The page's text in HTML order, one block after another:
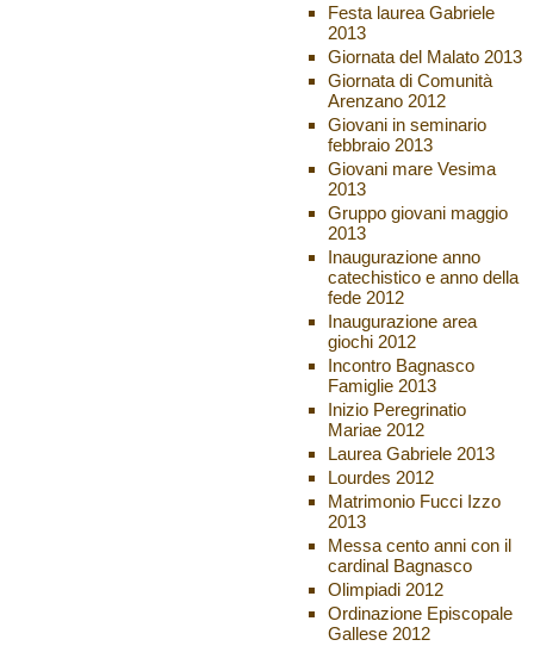
Festa laurea Gabriele
2013
Giornata del Malato 2013
Giornata di Comunità
Arenzano 2012
Giovani in seminario
febbraio 2013
Giovani mare Vesima
2013
Gruppo giovani maggio
2013
Inaugurazione anno
catechistico e anno della
fede 2012
Inaugurazione area
giochi 2012
Incontro Bagnasco
Famiglie 2013
Inizio Peregrinatio
Mariae 2012
Laurea Gabriele 2013
Lourdes 2012
Matrimonio Fucci Izzo
2013
Messa cento anni con il
cardinal Bagnasco
Olimpiadi 2012
Ordinazione Episcopale
Gallese 2012